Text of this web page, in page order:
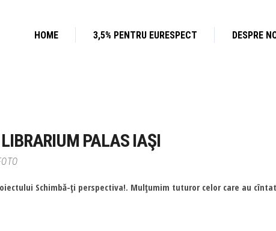
HOME 3,5% PENTRU EURESPECT DESPRE
PALAS IAŞI
Schimbă-ţi perspectiva!. Mulţumim tuturor celor care au